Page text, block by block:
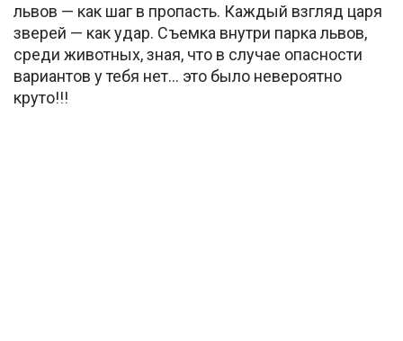
львов — как шаг в пропасть. Каждый взгляд царя
зверей — как удар. Съемка внутри парка львов,
среди животных, зная, что в случае опасности
вариантов у тебя нет… это было невероятно
круто!!!